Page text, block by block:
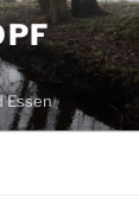
Essen